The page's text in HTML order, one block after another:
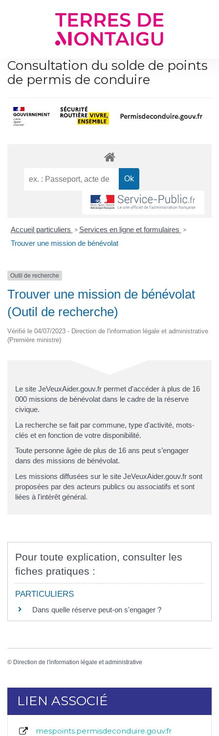
Consultation du solde de points
de permis de conduire
Accueil particuliers > Services en ligne et formulaires >
Trouver une mission de bénévolat
Outil de recherche
Trouver une mission de bénévolat
(Outil de recherche)
Vérifié le 04/07/2023 - Direction de l'information légale et administrative
(Première ministre)
Le site JeVeuxAider.gouv.fr permet d'accéder à plus de 16
000 missions de bénévolat dans le cadre de la réserve
civique.
La recherche se fait par commune, type d'activité, mots-
clés et en fonction de votre disponibilité.
Toute personne âgée de plus de 16 ans peut s’engager
dans des missions de bénévolat.
Les missions diffusées sur le site JeVeuxAider.gouv.fr sont
proposées par des acteurs publics ou associatifs et sont
liées à l'intérêt général.
Pour toute explication, consulter les
fiches pratiques :
PARTICULIERS
Dans quelle réserve peut-on s'engager ?
© Direction de l'information légale et administrative
LIEN ASSOCIÉ
mespoints.permisdeconduire.gouv.fr